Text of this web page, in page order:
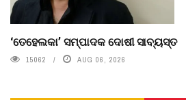
‘ତେହେଲକା’ ସମ୍ପାଦକ ଦୋଷୀ ସାବ୍ୟସ୍ତ
15062 AUG 06, 2026